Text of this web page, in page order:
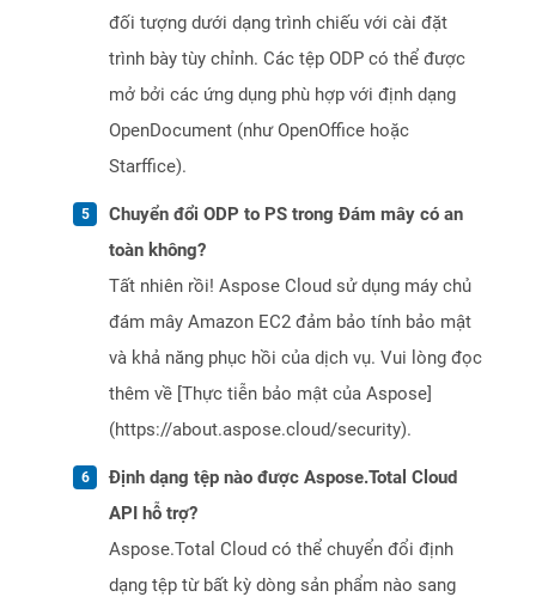
đối tượng dưới dạng trình chiếu với cài đặt
trình bày tùy chỉnh. Các tệp ODP có thể được
mở bởi các ứng dụng phù hợp với định dạng
OpenDocument (như OpenOffice hoặc
Starffice).
Chuyển đổi ODP to PS trong Đám mây có an
toàn không?
Tất nhiên rồi! Aspose Cloud sử dụng máy chủ
đám mây Amazon EC2 đảm bảo tính bảo mật
và khả năng phục hồi của dịch vụ. Vui lòng đọc
thêm về [Thực tiễn bảo mật của Aspose]
(https://about.aspose.cloud/security).
Định dạng tệp nào được Aspose.Total Cloud
API hỗ trợ?
Aspose.Total Cloud có thể chuyển đổi định
dạng tệp từ bất kỳ dòng sản phẩm nào sang